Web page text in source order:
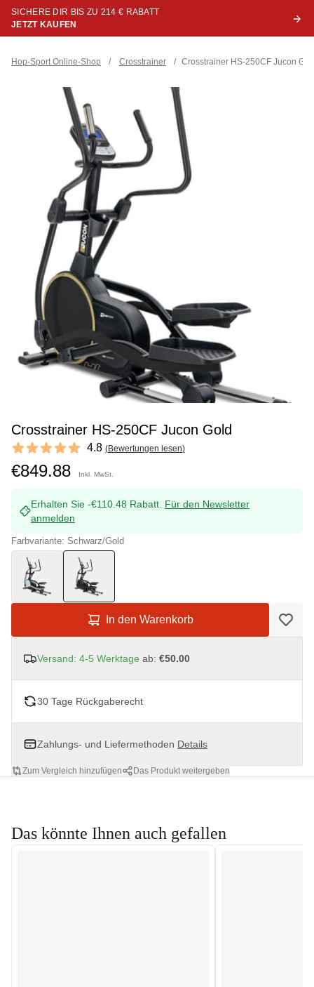
SICHERE DIR BIS ZU 214 € RABATT
JETZT KAUFEN
Hop-Sport Online-Shop / Crosstrainer / Crosstrainer HS-250CF Jucon
Crosstrainer HS-250CF Jucon Gold
Reviews
4.8 out of 5 stars 4.8 (Bewertungen lesen)
€849.88 Inkl. MwSt.
Erhalten Sie -€110.48 Rabatt. Für den Newsletter
anmelden
Farbvariante: Schwarz/Gold
In den Warenkorb
Versand: 4-5 Werktage ab: €50.00
30 Tage Rückgaberecht
Zahlungs- und Liefermethoden Details
Zum Vergleich hinzufügen Das Produkt weitergeben
Das könnte Ihnen auch gefallen